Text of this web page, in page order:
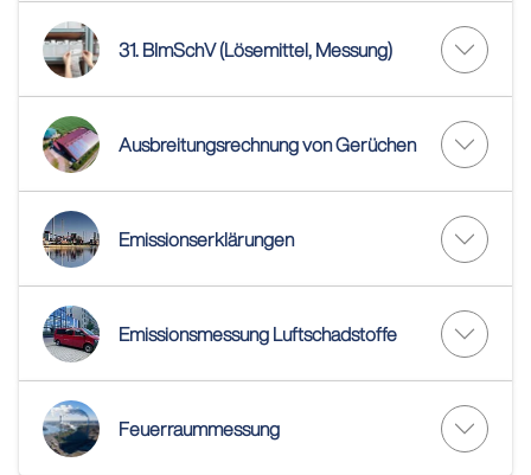
31. BImSchV (Lösemittel, Messung)
Ausbreitungsrechnung von Gerüchen
Emissionserklärungen
Emissionsmessung Luftschadstoffe
Feuerraummessung